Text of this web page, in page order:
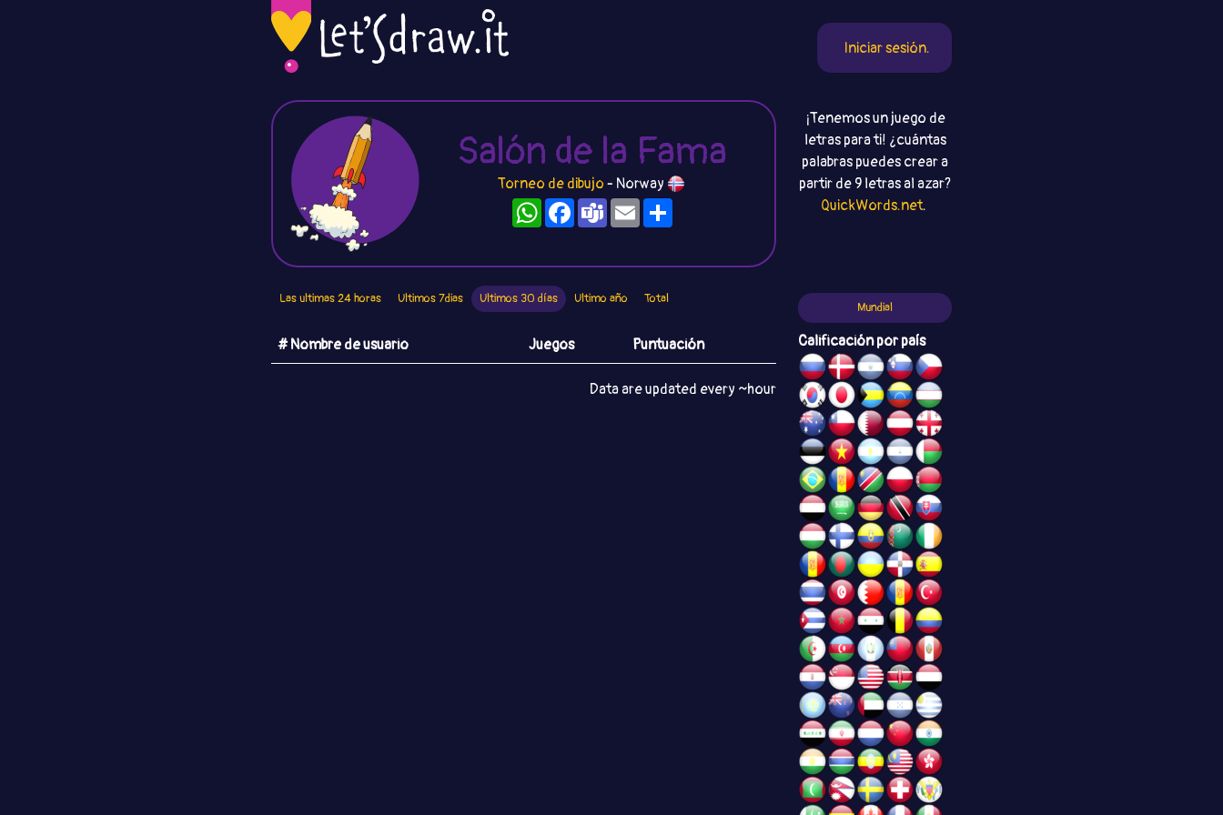
Iniciar sesión.
Salón de la Fama
Torneo de dibujo- Norway
WhatsAppFacebook
TeamsEmailCompartir
¡Tenemos un juego de
letras para ti! ¿cuántas
palabras puedes crear a
partir de 9 letras al azar?
QuickWords.net.
Las ultimas 24 horas Ultimos 7dias Ultimos 30 días Ultimo año Total
# Nombre de usuario Juegos Puntuación
Data are updated every ~hour
Mundial
Calificación por país